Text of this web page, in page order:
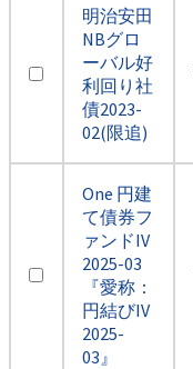
明治安田
NBグロ
ーバル好
利回り社
債2023-
02(限追)
One 円建
て債券フ
ァンドIV
2025-03
『愛称：
円結びIV
2025-
03』